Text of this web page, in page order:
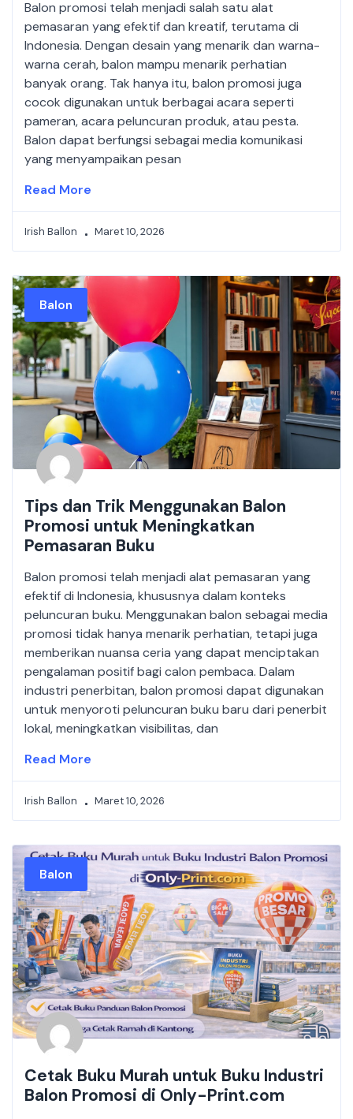
Balon promosi telah menjadi salah satu alat
pemasaran yang efektif dan kreatif, terutama di
Indonesia. Dengan desain yang menarik dan warna-
warna cerah, balon mampu menarik perhatian
banyak orang. Tak hanya itu, balon promosi juga
cocok digunakan untuk berbagai acara seperti
pameran, acara peluncuran produk, atau pesta.
Balon dapat berfungsi sebagai media komunikasi
yang menyampaikan pesan
Read More
Irish Ballon Maret 10, 2026
Balon
Tips dan Trik Menggunakan Balon
Promosi untuk Meningkatkan
Pemasaran Buku
Balon promosi telah menjadi alat pemasaran yang
efektif di Indonesia, khususnya dalam konteks
peluncuran buku. Menggunakan balon sebagai media
promosi tidak hanya menarik perhatian, tetapi juga
memberikan nuansa ceria yang dapat menciptakan
pengalaman positif bagi calon pembaca. Dalam
industri penerbitan, balon promosi dapat digunakan
untuk menyoroti peluncuran buku baru dari penerbit
lokal, meningkatkan visibilitas, dan
Read More
Irish Ballon Maret 10, 2026
Balon
Cetak Buku Murah untuk Buku Industri
Balon Promosi di Only-Print.com